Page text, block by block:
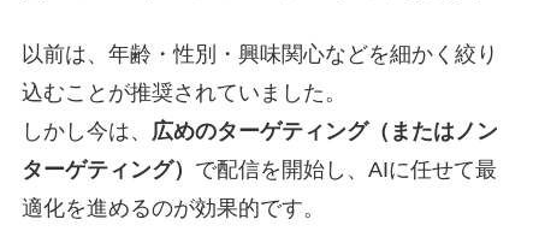
以前は、年齢・性別・興味関心などを細かく絞り
込むことが推奨されていました。
しかし今は、 広めのターゲティング（またはノン
ターゲティング） で配信を開始し、AIに任せて最
適化を進めるのが効果的です。